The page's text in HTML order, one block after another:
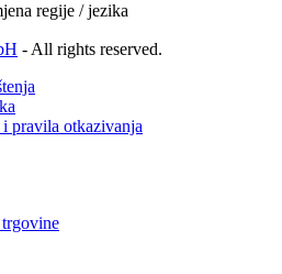
regije / jezika
- All rights reserved.
pravila otkazivanja